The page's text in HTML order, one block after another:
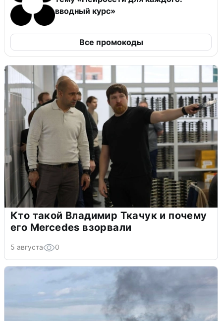
вводный курс»
Все промокоды
Кто такой Владимир Ткачук и почему
его Mercedes взорвали
5 августа 0